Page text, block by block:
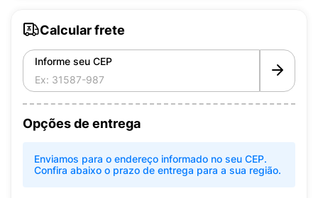
Calcular frete
Informe seu CEP
Opções de entrega
Enviamos para o endereço informado no seu CEP.
Confira abaixo o prazo de entrega para a sua região.